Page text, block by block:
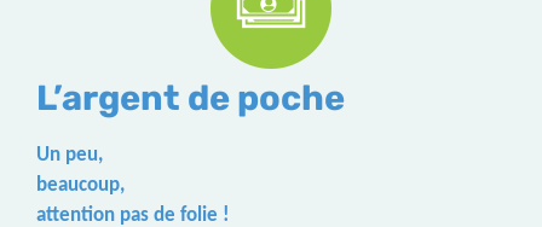
L’argent de poche
Un peu,
beaucoup,
attention pas de folie !